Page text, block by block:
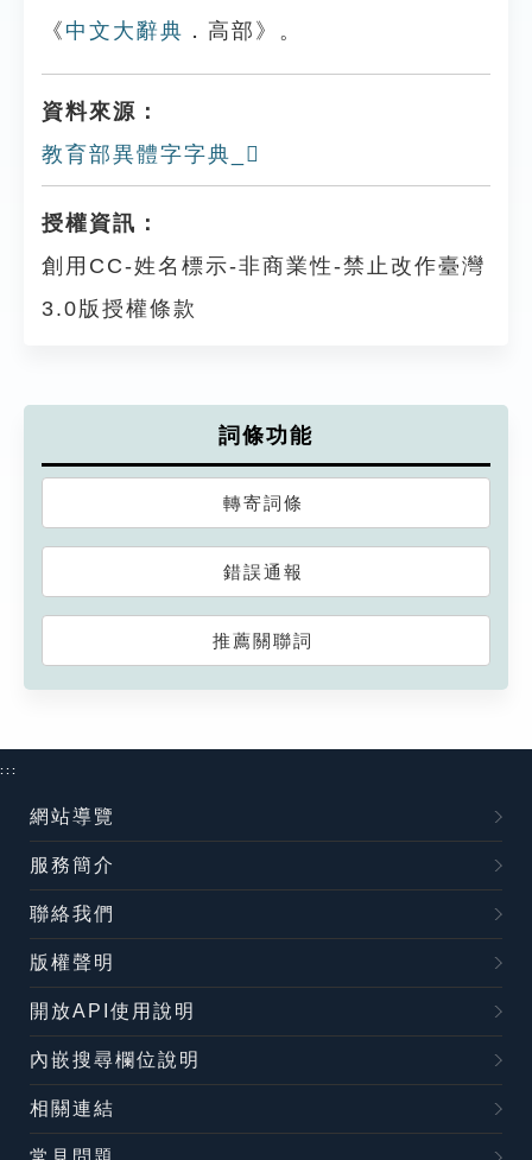
《 中文大辭典 ．高部》。
資料來源：
教育部異體字字典_𩫳
授權資訊：
創用CC-姓名標示-非商業性-禁止改作臺灣
3.0版授權條款
詞條功能
轉寄詞條
錯誤通報
推薦關聯詞
:::
網站導覽
服務簡介
聯絡我們
版權聲明
開放API使用說明
內嵌搜尋欄位說明
相關連結